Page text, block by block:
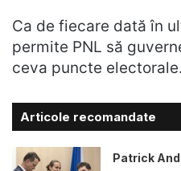
Ca de fiecare dată în
permite PNL să
ceva puncte electorale.
Articole recomandate
Patrick